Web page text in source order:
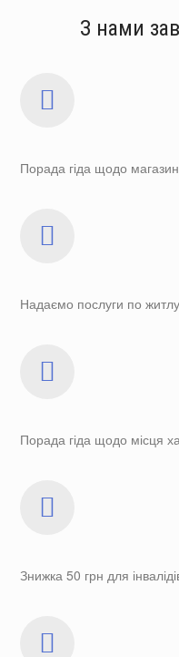
З нами
Порада гіда щодо
Надаємо послуги по
Порада гіда щодо місця
Знижка 50 грн для